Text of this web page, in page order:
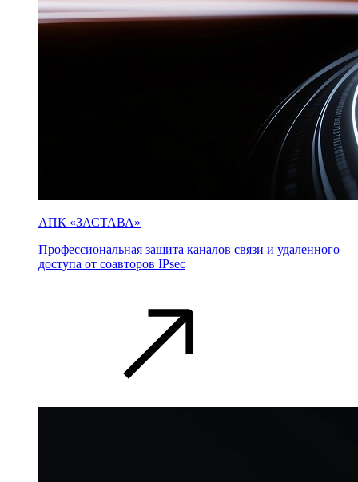
АПК «ЗАСТАВА»
Профессиональная защита каналов связи и удаленного
доступа от соавторов IPsec